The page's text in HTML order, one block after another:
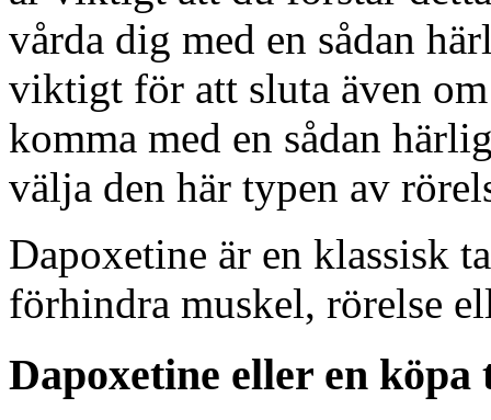
vårda dig med en sådan
viktigt för att sluta även
komma med en sådan
välja den här typen av
Dapoxetine är en klassisk
förhindra muskel, rörelse
Dapoxetine eller en